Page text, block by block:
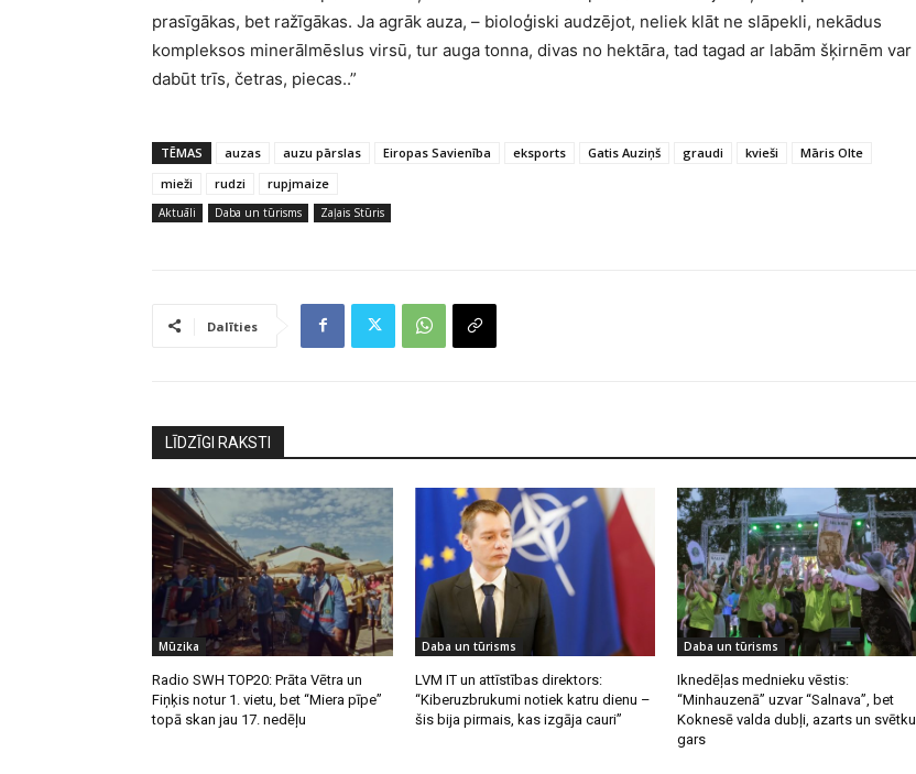
prasīgākas, bet ražīgākas. Ja agrāk auza, – bioloģiski audzējot, neliek klāt ne slāpekli, nekādus
kompleksos minerālmēslus virsū, tur auga tonna, divas no hektāra, tad tagad ar labām šķirnēm var
dabūt trīs, četras, piecas..”
TĒMAS auzas auzu pārslas Eiropas Savienība eksports Gatis Auziņš graudi kvieši
Māris Olte
mieži
rudzi rupjmaize
Aktuāli Daba un tūrisms Zaļais Stūris
Dalīties
LĪDZĪGI RAKSTI
Mūzika
Radio SWH TOP20: Prāta Vētra un
Fiņķis notur 1. vietu, bet “Miera pīpe”
topā skan jau 17. nedēļu
Daba un tūrisms
LVM IT un attīstības direktors:
“Kiberuzbrukumi notiek katru dienu –
šis bija pirmais, kas izgāja cauri”
Daba un tūrisms
Iknedēļas mednieku vēstis:
“Minhauzenā” uzvar “Salnava”, bet
Koknesē valda dubļi, azarts un svētku
gars